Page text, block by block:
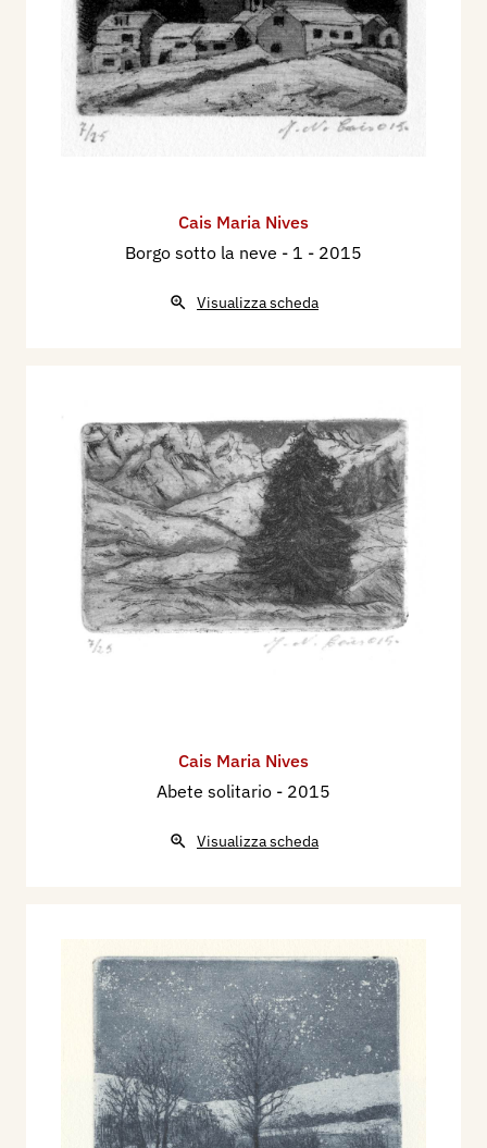
Cais Maria Nives
Borgo sotto la neve - 1 - 2015
Visualizza scheda
Cais Maria Nives
Abete solitario - 2015
Visualizza scheda